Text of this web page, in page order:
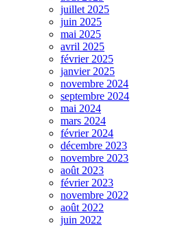
juillet 2025
juin 2025
mai 2025
avril 2025
février 2025
janvier 2025
novembre 2024
septembre 2024
mai 2024
mars 2024
février 2024
décembre 2023
novembre 2023
août 2023
février 2023
novembre 2022
août 2022
juin 2022